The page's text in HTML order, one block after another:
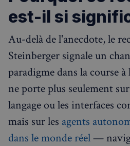
est-il si
Au-delà de l'anecdote, le
Steinberger signale un
paradigme dans la course
ne porte plus seulement
langage ou les interfaces
mais sur les agents
dans le monde réel—
Les cookies strictement
fonctionnalités de base du site
connexion des utilisateurs et la
Le site Web ne peut pas être
sans les cookies strictement
Nom
_px3